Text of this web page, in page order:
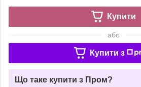
Купити
або
Купити з
Що таке купити з Пром?